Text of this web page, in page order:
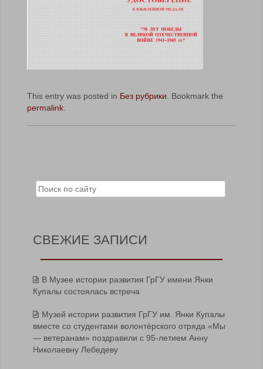
This entry was posted in Без рубрики . Bookmark the
permalink
Search for:
СВЕЖИЕ ЗАПИСИ
В Музее истории развития ГрГУ имени Янки
Купалы состоялась встреча
Музей истории развития ГрГУ им. Янки Купалы
вместе со студентами волонтёрского отряда «Мы
— ветеранам» поздравили с 95-летием Анну
Николаевну Лебедеву